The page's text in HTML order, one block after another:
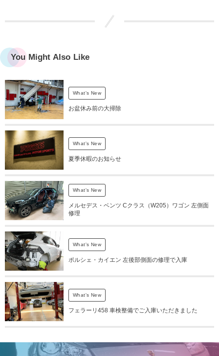
You Might Also Like
What's New
お盆休み前の大掃除
What's New
夏季休暇のお知らせ
What's New
メルセデス・ベンツ Cクラス（W205）ワゴン 左側面
修理
What's New
ポルシェ・カイエン 左後部側面の修理で入庫
What's New
フェラーリ458 車検整備でご入庫いただきました